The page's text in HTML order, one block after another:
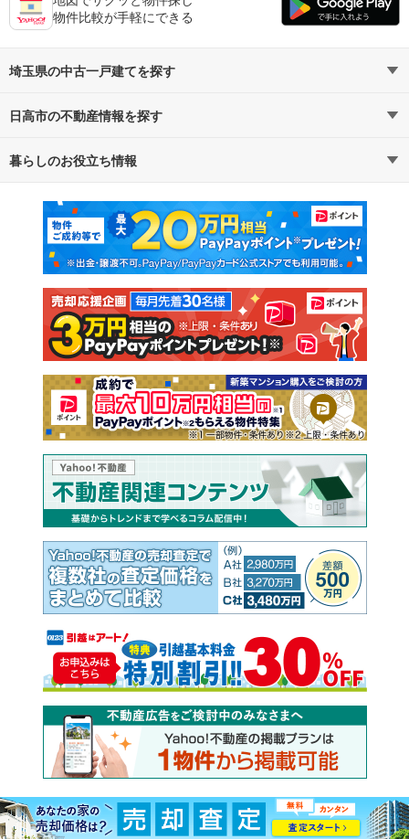
物件比較が手軽にできる
埼玉県の中古一戸建てを探す
路線・駅から探す
通勤・通学時間から探す
日高市の不動産情報を探す
不動産・住宅
新築マンション 中古マンション
新築一戸建て 中古一戸建て
注文住宅 土地
売却査定
暮らしのお役立ち情報
マンションカタログ 教えて！住まいの先生